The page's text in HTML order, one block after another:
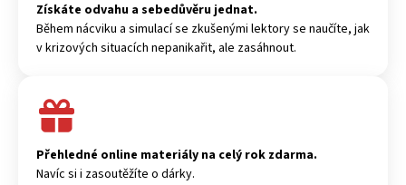
Získáte odvahu a sebedůvěru jednat.
Během nácviku a simulací se zkušenými lektory se naučíte, jak
v krizových situacích nepanikařit, ale zasáhnout.
Přehledné online materiály na celý rok zdarma.
Navíc si i zasoutěžíte o dárky.